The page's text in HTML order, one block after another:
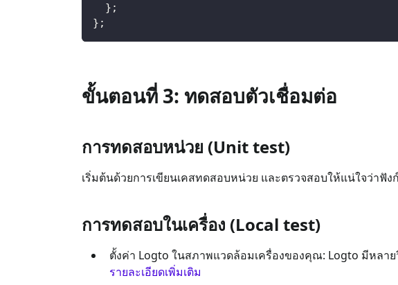
} ;
} ;
ขั้นตอนที่ 3: ทดสอบตัวเชื่อมต่อ
การทดสอบหน่วย (Unit test)
เริ่มต้นด้วยการเขียนเคสทดสอบหน่วย และตรวจสอบให้แน่ใจว่าฟั
การทดสอบในเครื่อง (Local test)
ตั้งค่า Logto ในสภาพแวดล้อมเครื่องของคุณ: Logto มีหลา
รายละเอียดเพิ่มเติม